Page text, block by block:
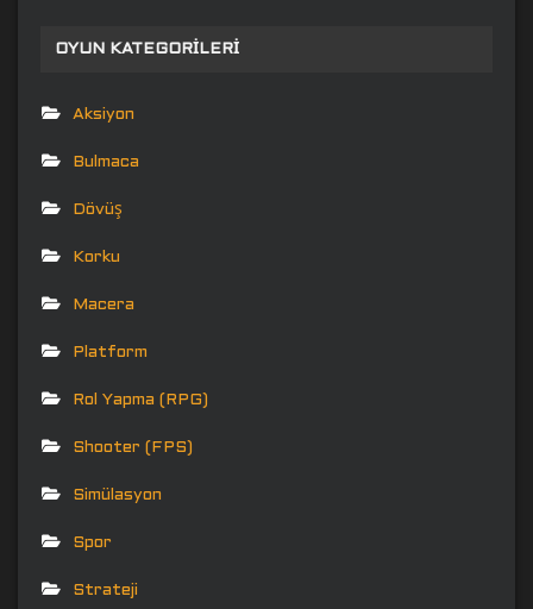
OYUN KATEGORILERI
Aksiyon
Bulmaca
Dövüş
Korku
Macera
Platform
Rol Yapma (RPG)
Shooter (FPS)
Simülasyon
Spor
Strateji